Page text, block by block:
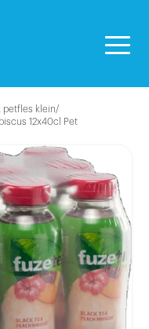
petfles klein/
12x40cl Pet